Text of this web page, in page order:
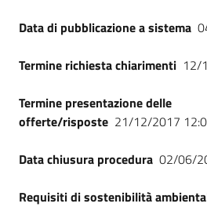
Seguici
Data di pubblicazione a sistema
Termine richiesta chiarimenti 12/
Termine presentazione delle
offerte/risposte 21/12/2017
Data chiusura procedura 02/06/
Requisiti di sostenibilità